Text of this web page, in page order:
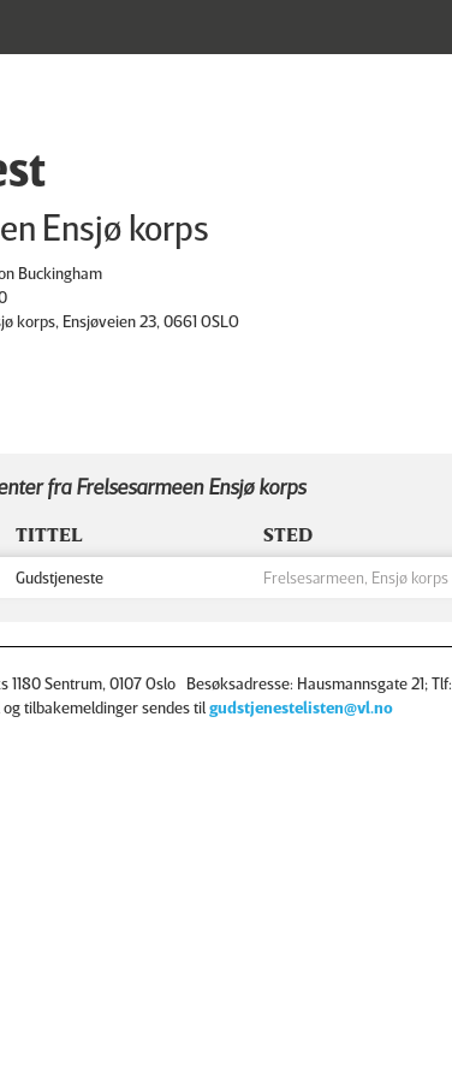
Ensjø korps
Buckingham
korps, Ensjøveien 23, 0661 OSLO
fra Frelsesarmeen Ensjø korps
TITTEL STED
Gudstjeneste Frelsesarmeen, Ensjø korps
1180 Sentrum, 0107 Oslo Besøksadresse: Hausmannsgate 21; Tlf:
og tilbakemeldinger sendes tilgudstjenestelisten@vl.no